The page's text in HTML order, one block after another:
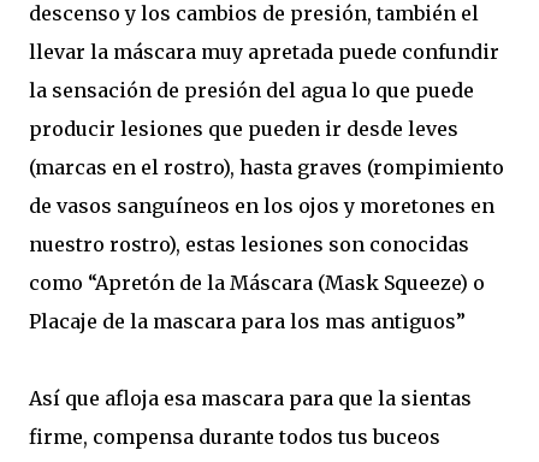
descenso y los cambios de presión, también el
llevar la máscara muy apretada puede confundir
la sensación de presión del agua lo que puede
producir lesiones que pueden ir desde leves
(marcas en el rostro), hasta graves (rompimiento
de vasos sanguíneos en los ojos y moretones en
nuestro rostro), estas lesiones son conocidas
como “Apretón de la Máscara (Mask Squeeze) o
Placaje de la mascara para los mas antiguos”
Así que afloja esa mascara para que la sientas
firme, compensa durante todos tus buceos